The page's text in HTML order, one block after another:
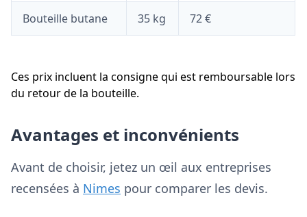
Bouteille butane 35 kg 72 €
Ces prix incluent la consigne qui est remboursable lors
du retour de la bouteille.
Avantages et inconvénients
Avant de choisir, jetez un œil aux entreprises
recensées à Nimes pour comparer les devis.